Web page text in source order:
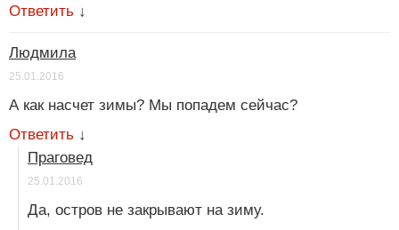
Ответить ↓
Людмила
25.01.2016
А как насчет зимы? Мы попадем сейчас?
Ответить ↓
Праговед
25.01.2016
Да, остров не закрывают на зиму.